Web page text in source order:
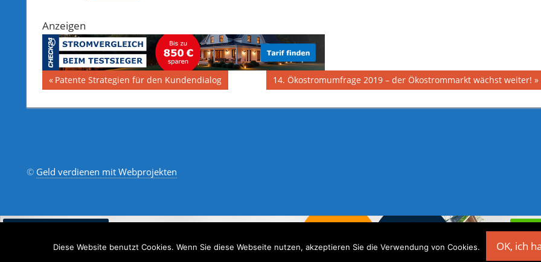
Anzeigen
Beitragsnavigation
Vorheriger
Beitrag:
Patente Strategien für den Kundendialog
Nächster
Beitrag:
14. Ökostromumfrage 2019 – der Ökostrommarkt wächst weiter!
© Geld verdienen mit Webprojekten
Diese Website benutzt Cookies. Wenn Sie diese Webseite nutzen, akzeptieren Sie die Verwendung von Cookies. OK, ich